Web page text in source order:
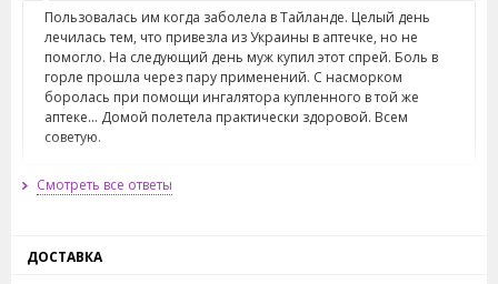
ДОСТАВКА
Пользовалась им когда заболела в Тайланде. Целый день
лечилась тем, что привезла из Украины в аптечке, но не
помогло. На следующий день муж купил этот спрей. Боль в
горле прошла через пару применений. С насморком
боролась при помощи ингалятора купленного в той же
аптеке... Домой полетела практически здоровой. Всем
советую.
Ответить
Медина 02
Смотреть все ответы